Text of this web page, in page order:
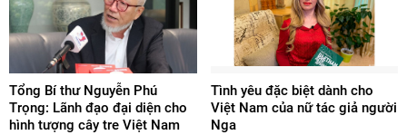
Tổng Bí thư Nguyễn Phú
Trọng: Lãnh đạo đại diện cho
hình tượng cây tre Việt Nam
Tình yêu đặc biệt dành cho
Việt Nam của nữ tác giả người
Nga